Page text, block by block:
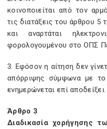
κοινοποιείται από τον
τις διατάξεις του άρθρου
και αναρτάται
φορολογουμένου στο ΟΠΣ
3. Εφόσον η αίτηση δεν
απόρριψης σύμφωνα με
ενημερώνεται επί
Άρθρο 3
Διαδικασία χορήγησης